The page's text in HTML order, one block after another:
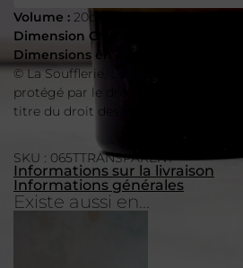
Volume : 20cl
Dimension CM :
Dimensions en pouces :
© La Soufflerie. L’ensemble des
protégé par le droit d’auteur et est
titre du droit des marques.
SKU : 065TTRANSPARENT
Informations sur la livraison
Informations générales
Existe aussi en...